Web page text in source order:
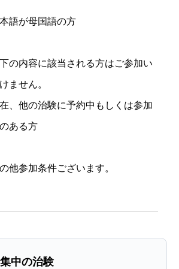
本語が母国語の方
の内容に該当される方はご参加い
ません。
在、他の治験に予約中もしくは参加
ある方
他参加条件ございます。
中の治験